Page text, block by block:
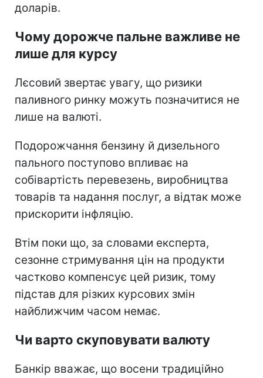
доларів.
Чому дорожче пальне важливе не
лише для курсу
Лєсовий звертає увагу, що ризики
паливного ринку можуть позначитися не
лише на валюті.
Подорожчання бензину й дизельного
пального поступово впливає на
собівартість перевезень, виробництва
товарів та надання послуг, а відтак може
прискорити інфляцію.
Втім поки що, за словами експерта,
сезонне стримування цін на продукти
частково компенсує цей ризик, тому
підстав для різких курсових змін
найближчим часом немає.
Чи варто скуповувати валюту
Банкір вважає, що восени традиційно